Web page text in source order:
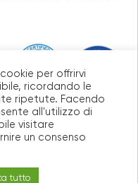
WEB PREMIUM
per offrirvi
ricordando le
ripetute. Facendo
all'utilizzo di
visitare
un consenso
tutto